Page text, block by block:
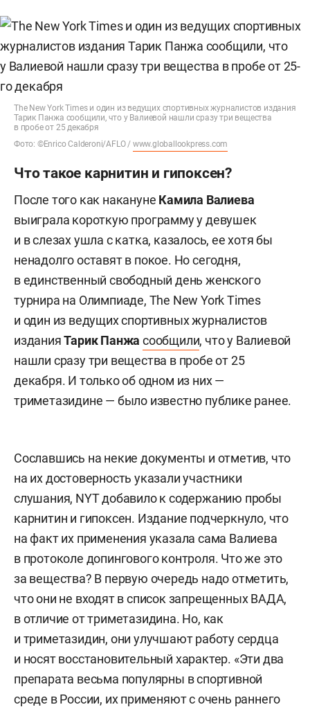
The New York Times и один из ведущих спортивных журналистов издания
Тарик Панжа сообщили, что у Валиевой нашли сразу три вещества
в пробе от 25 декабря
Фото: ©Enrico Calderoni/AFLO / www.globallookpress.com
Что такое карнитин и гипоксен?
После того как накануне Камила Валиева
выиграла короткую программу у девушек
и в слезах ушла с катка, казалось, ее хотя бы
ненадолго оставят в покое. Но сегодня,
в единственный свободный день женского
турнира на Олимпиаде, The New York Times
и один из ведущих спортивных журналистов
изданияТарик Панжасообщили, что у Валиевой
нашли сразу три вещества в пробе от 25
декабря. И только об одном из них —
триметазидине — было известно публике ранее.
Сославшись на некие документы и отметив, что
на их достоверность указали участники
слушания, NYT добавило к содержанию пробы
карнитин и гипоксен. Издание подчеркнуло, что
на факт их применения указала сама Валиева
в протоколе допингового контроля. Что же это
за вещества? В первую очередь надо отметить,
что они не входят в список запрещенных ВАДА,
в отличие от триметазидина. Но, как
и триметазидин, они улучшают работу сердца
и носят восстановительный характер. «Эти два
препарата весьма популярны в спортивной
среде в России, их применяют с очень раннего